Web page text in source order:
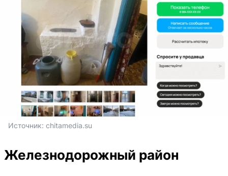
Источник: chitamedia.su
Железнодорожный район